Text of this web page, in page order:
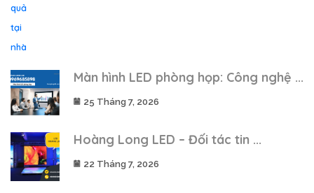
Màn hình LED phòng họp: Công nghệ ...
25 Tháng 7, 2026
Hoàng Long LED – Đối tác tin ...
22 Tháng 7, 2026